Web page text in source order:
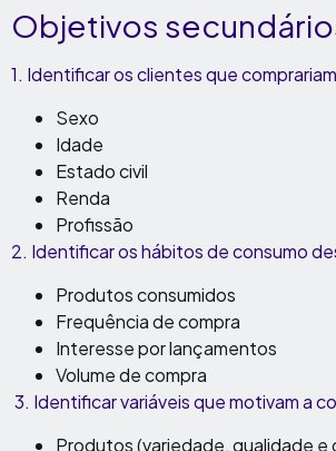
Objetivos
1. Identificar os clientes que
Sexo
Idade
Estado civil
Renda
Profissão
2. Identificar os hábitos de consumo
Produtos consumidos
Frequência de compra
Interesse por lançamentos
Volume de compra
3. Identificar variáveis que motivam a
Produtos (variedade, qualidade e